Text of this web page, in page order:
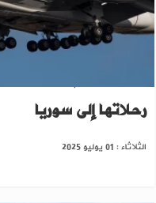
رحلاتها إلى سوريا
الثلاثاء : 01 يوليو 2025